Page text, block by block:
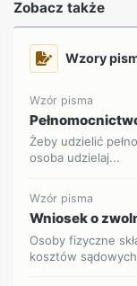
Zobacz także
Wzory
Wzór pisma
Żeby udzielić
osoba udzielaj...
Wzór pisma
Wniosek o
Osoby fizyczne
kosztów